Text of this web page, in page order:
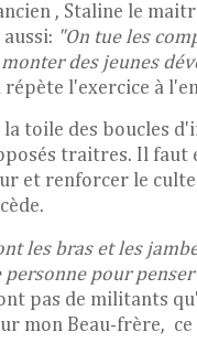
, Staline le
"On tue les
des jeunes
répète l'exercice à
toile des boucles
traitres. Il faut
et renforcer le culte
les bras et les
personne pour
pas de militants
mon Beau-frère, ce